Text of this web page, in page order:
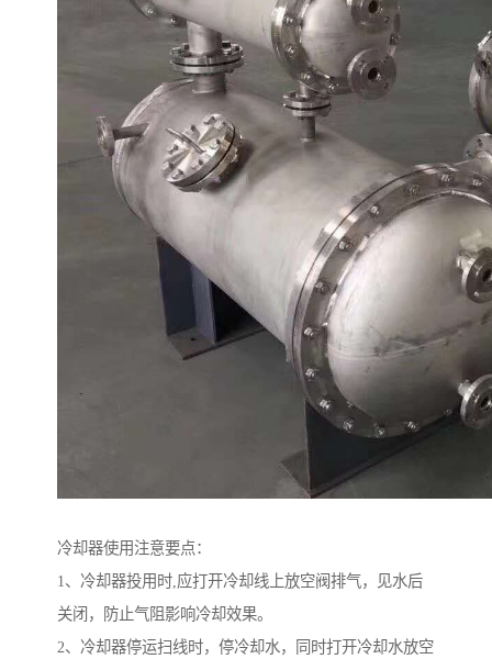
冷却器使用注意要点：
1、冷却器投用时,应打开冷却线上放空阀排气，见水后
关闭，防止气阻影响冷却效果。
2、冷却器停运扫线时，停冷却水，同时打开冷却水放空